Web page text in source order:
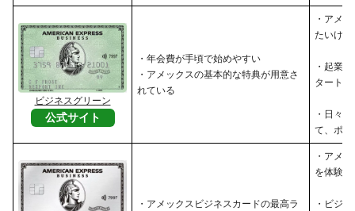
ビジネスグリーン
公式サイト
・年会費が手頃で始めやすい
・アメックスの基本的な特典が用意さ
れている
・アメ
たいけれ
・起業
タートア
・日々
て、ポイ
・アメックスビジネスカードの最高ラ
・アメ
を体験
・ビジ